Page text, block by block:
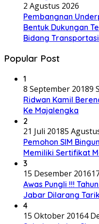
2 Agustus 2026
Pembangnan
Bentuk Dukungan
Bidang
Popular Post
1
8 September 20189
Ridwan Kamil
Ke Majalengka
2
21 Juli 20185
Pemohon SIM
Memiliki Sertifikat
3
15 Desember 2016
Awas Pungli !!!
Jabar Dilarang Tarik
4
15 Oktober 20164